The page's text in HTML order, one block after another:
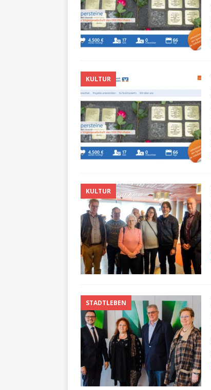
KULTUR
KULTUR
STADTLEBEN